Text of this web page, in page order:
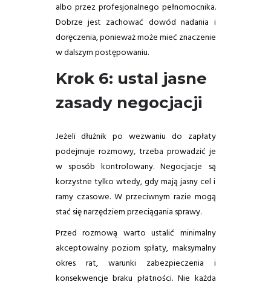
albo przez profesjonalnego pełnomocnika.
Dobrze jest zachować dowód nadania i
doręczenia, ponieważ może mieć znaczenie
w dalszym postępowaniu.
Krok 6: ustal jasne
zasady negocjacji
Jeżeli dłużnik po wezwaniu do zapłaty
podejmuje rozmowy, trzeba prowadzić je
w sposób kontrolowany. Negocjacje są
korzystne tylko wtedy, gdy mają jasny cel i
ramy czasowe. W przeciwnym razie mogą
stać się narzędziem przeciągania sprawy.
Przed rozmową warto ustalić minimalny
akceptowalny poziom spłaty, maksymalny
okres rat, warunki zabezpieczenia i
konsekwencje braku płatności. Nie każda